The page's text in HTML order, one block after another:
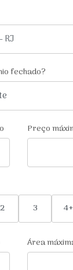
fechado?
Preço
2 3 4+
Área